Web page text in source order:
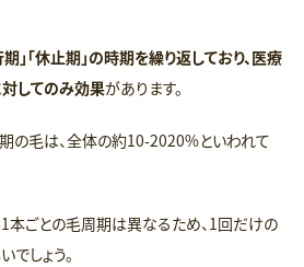
期」「休止期」の時期を繰り返しており、医療
してのみ効果があります。
の毛は、全体の約10-2020%といわれて
1本ごとの毛周期は異なるため、1回だけの
しょう。